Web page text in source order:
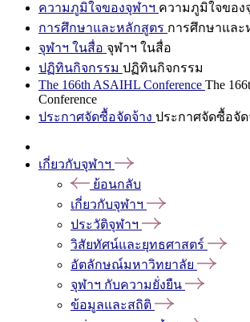
ความภูมิใจของจุฬาฯ ความภูมิใจของ
การศึกษาและหลักสูตร การศึกษาและ
จุฬาฯ ในสื่อ จุฬาฯ ในสื่อ
ปฏิทินกิจกรรม ปฏิทินกิจกรรม
The 166th ASAIHL Conference The
Conference
ประกาศจัดซื้อจัดจ้าง ประกาศจัดซื้อจัด
เกี่ยวกับจุฬาฯ
ย้อนกลับ
เกี่ยวกับจุฬาฯ
ประวัติจุฬาฯ
วิสัยทัศน์และยุทธศาสตร์
อัตลักษณ์มหาวิทยาลัย
จุฬาฯ กับความยั่งยืน
ข้อมูลและสถิติ